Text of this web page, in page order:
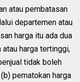
atau pembatasan
departemen atau
harga itu ada dua
harga tertinggi,
tidak boleh
pematokan harga